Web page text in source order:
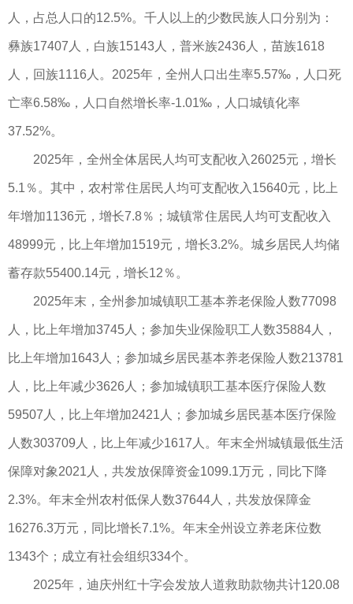
人，占总人口的12.5%。千人以上的少数民族人口分别为：
彝族17407人，白族15143人，普米族2436人，苗族1618
人，回族1116人。2025年，全州人口出生率5.57‰，人口死
亡率6.58‰，人口自然增长率-1.01‰，人口城镇化率
37.52%。
2025年，全州全体居民人均可支配收入26025元，增长
5.1％。其中，农村常住居民人均可支配收入15640元，比上
年增加1136元，增长7.8％；城镇常住居民人均可支配收入
48999元，比上年增加1519元，增长3.2%。城乡居民人均储
蓄存款55400.14元，增长12％。
2025年末，全州参加城镇职工基本养老保险人数77098
人，比上年增加3745人；参加失业保险职工人数35884人，
比上年增加1643人；参加城乡居民基本养老保险人数213781
人，比上年减少3626人；参加城镇职工基本医疗保险人数
59507人，比上年增加2421人；参加城乡居民基本医疗保险
人数303709人，比上年减少1617人。年末全州城镇最低生活
保障对象2021人，共发放保障资金1099.1万元，同比下降
2.3%。年末全州农村低保人数37644人，共发放保障金
16276.3万元，同比增长7.1%。年末全州设立养老床位数
1343个；成立有社会组织334个。
2025年，迪庆州红十字会发放人道救助款物共计120.08